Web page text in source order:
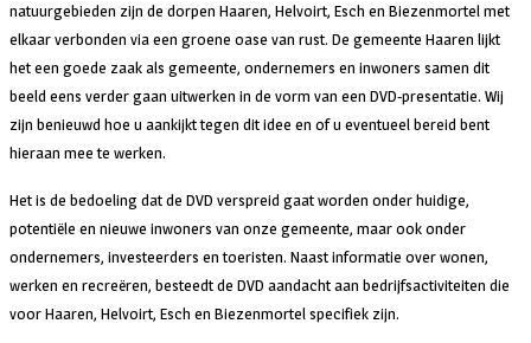
natuurgebieden zijn de dorpen Haaren, Helvoirt, Esch en Biezenmortel met
elkaar verbonden via een groene oase van rust. De gemeente Haaren lijkt
het een goede zaak als gemeente, ondernemers en inwoners samen dit
beeld eens verder gaan uitwerken in de vorm van een DVD-presentatie. Wij
zijn benieuwd hoe u aankijkt tegen dit idee en of u eventueel bereid bent
hieraan mee te werken.
Het is de bedoeling dat de DVD verspreid gaat worden onder huidige,
potentiële en nieuwe inwoners van onze gemeente, maar ook onder
ondernemers, investeerders en toeristen. Naast informatie over wonen,
werken en recreëren, besteedt de DVD aandacht aan bedrijfsactiviteiten die
voor Haaren, Helvoirt, Esch en Biezenmortel specifiek zijn.